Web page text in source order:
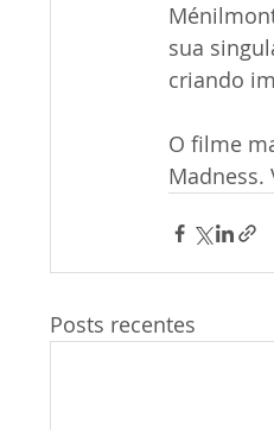
sua
criando
O filme
Madness.
Posts recentes